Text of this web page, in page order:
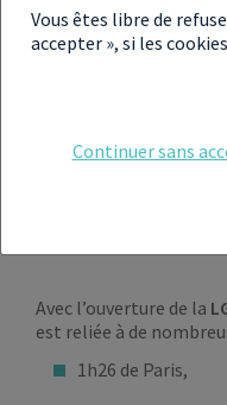
Error
POURQUOI
Avec l’ouverture de la
est reliée à de
1h26 de Paris,
Vous êtes libre de
accepter », si les
Continuer sans